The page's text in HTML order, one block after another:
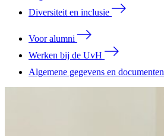
Diversiteit en inclusie
Voor alumni
Werken bij de UvH
Algemene gegevens en documenten